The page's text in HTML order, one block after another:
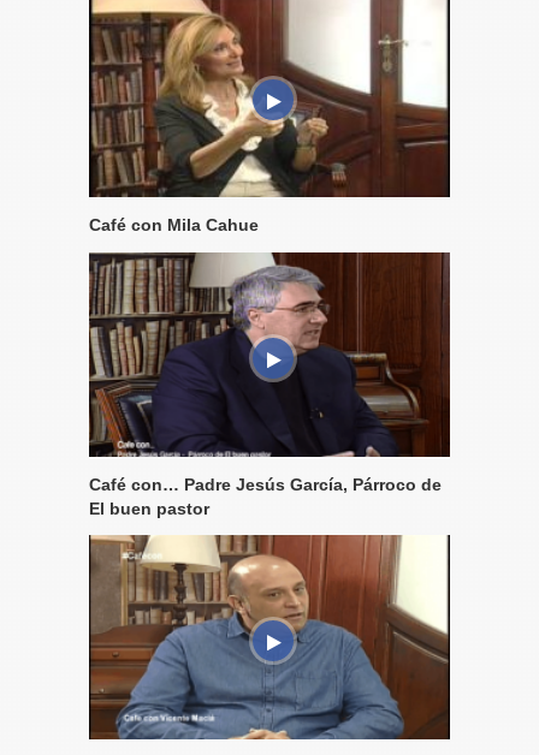
Café con Mila Cahue
Café con… Padre Jesús García, Párroco de
El buen pastor